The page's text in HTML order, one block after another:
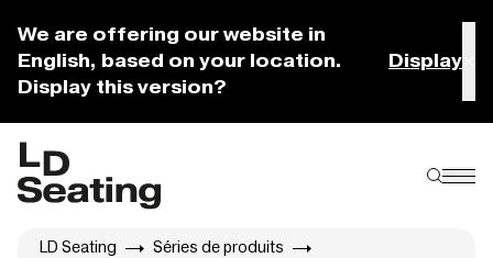
We are offering our website in
English, based on your location.
Display this version?
Display
LD Seating
Séries de produits